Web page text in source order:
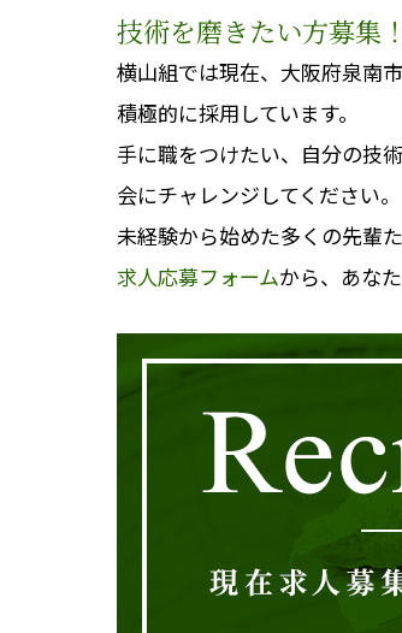
技術を磨きたい方募集
横山組では現在、大阪府泉南
積極的に採用しています。
手に職をつけたい、自分の技
会にチャレンジしてください。
未経験から始めた多くの先輩
求人応募フォームから、あな